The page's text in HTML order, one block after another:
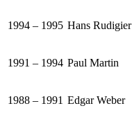
1994 – 1995 Hans Rudigier
1991 – 1994 Paul Martin
1988 – 1991 Edgar Weber